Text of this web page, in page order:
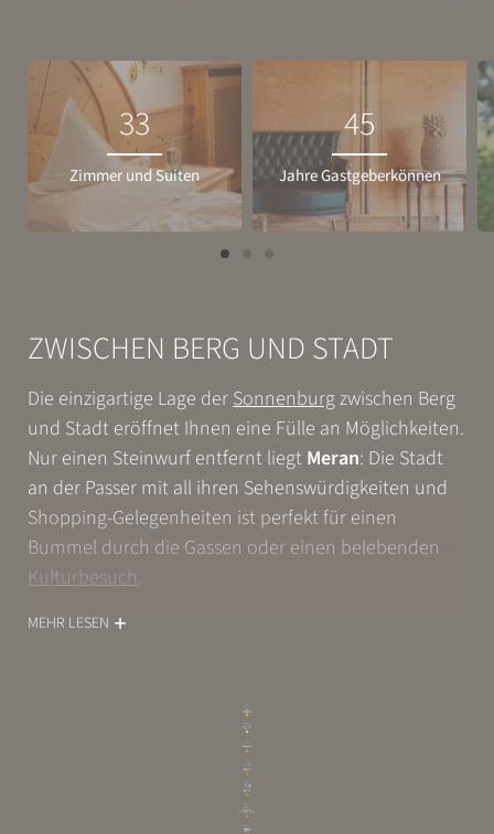
33
Zimmer und Suiten
45
Jahre Gastgeberkönnen
ZWISCHEN BERG UND STADT
Die einzigartige Lage der Sonnenburgzwischen Berg
und Stadt eröffnet Ihnen eine Fülle an Möglichkeiten.
Nur einen Steinwurf entfernt liegt Meran: Die Stadt
an der Passer mit all ihren Sehenswürdigkeiten und
Shopping-Gelegenheiten ist perfekt für einen
Bummel durch die Gassen oder einen belebenden
Kulturbesuch
Sie wünschen sich Tipps rund um Ihr Hotel in Meran?
Vielleicht auf der Terrasse. Und ein paar auf dieser
Website. Das macht gute Gastgeber aus: Sie sind für
MEHR LESEN